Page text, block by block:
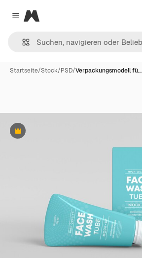
Close menu
Magnific
Startseite/Stock/PSD/Verpackungsmodell fü…
Premium